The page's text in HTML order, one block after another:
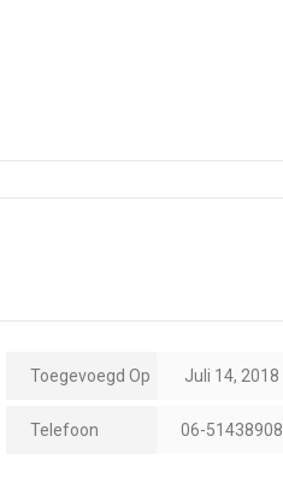
Toegevoegd Op Juli 14, 2018
Telefoon 06-51438908